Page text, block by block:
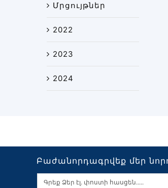
Մրցույթներ
2022
2023
2024
Բաժանորդագրվեք մեր